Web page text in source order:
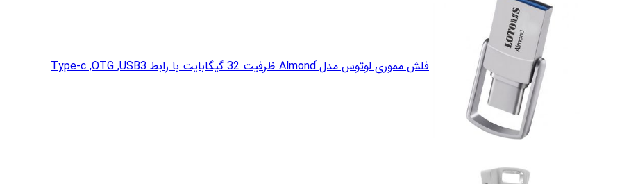
فلش مموری لوتوس مدل َAlmond ظرفیت 32 گیگابایت با رابط Type-c ,OTG ,USB3